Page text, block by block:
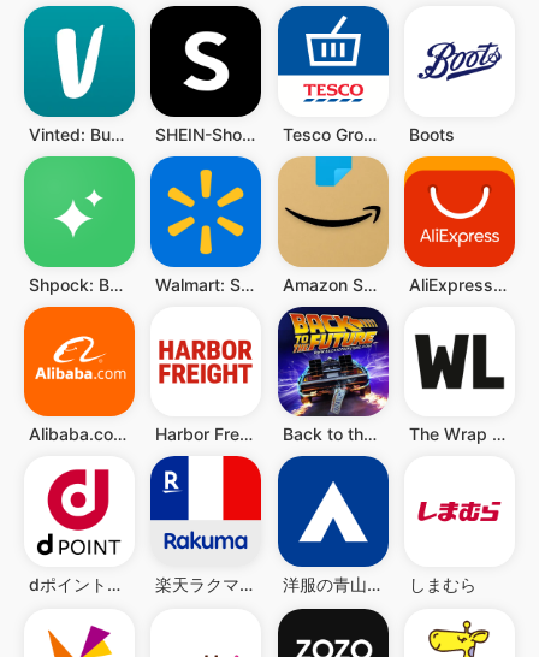
Vinted: Buy & sell second hand SHEIN-Shopping Online Tesco Grocery & Clubcard Boots
Shpock: Buy & Sell Marketplace Walmart: Shopping & Savings Amazon Shopping AliExpress - Shopping App
Alibaba.com - Pasar B2B Harbor Freight Tools Back to the Future™ The Wrap Life
dポイントクラブ：お得情報盛り沢山のドコモ公式ポイントクラブ 楽天ラクマ-フリマアプリ 洋服の青山アプリ しまむら